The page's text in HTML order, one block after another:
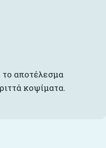
το αποτέλεσμα
κοψίματα.